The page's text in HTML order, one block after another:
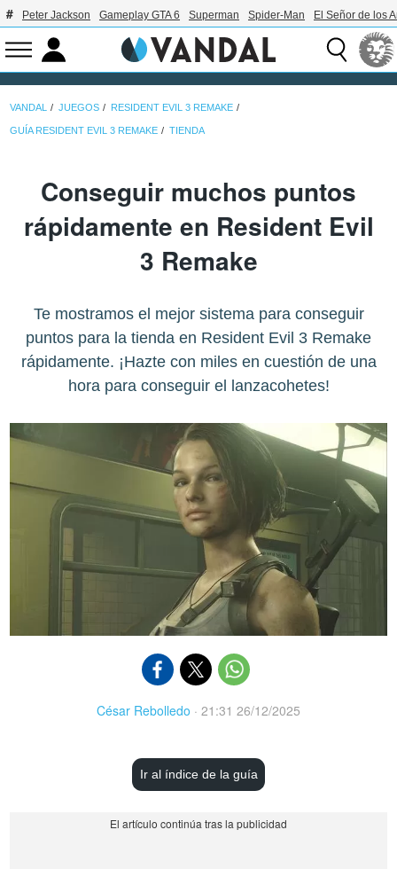
Peter Jackson Gameplay GTA 6 Superman Spider-Man El Señor de los
VANDAL JUEGOS RESIDENT EVIL 3 REMAKE
GUÍA RESIDENT EVIL 3 REMAKE TIENDA
Conseguir muchos puntos
rápidamente en Resident Evil
3 Remake
Te mostramos el mejor sistema para conseguir
puntos para la tienda en Resident Evil 3 Remake
rápidamente. ¡Hazte con miles en cuestión de una
hora para conseguir el lanzacohetes!
César Rebolledo · 21:31 26/12/2025
Ir al índice de la guía